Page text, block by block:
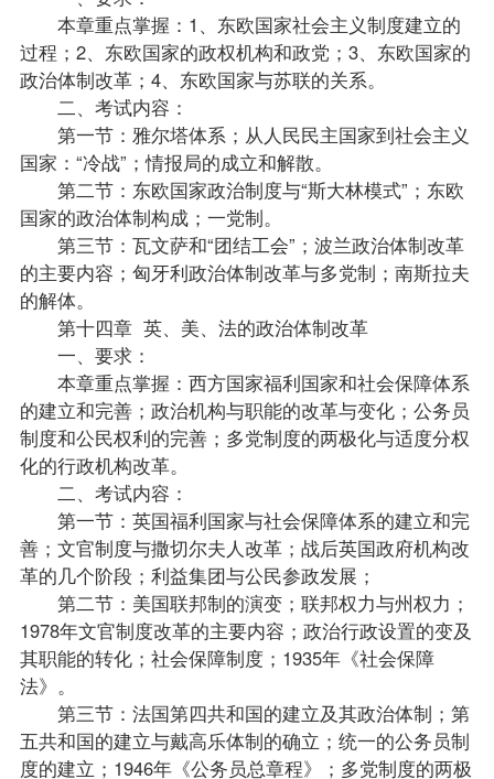
本章重点掌握：1、东欧国家社会主义制度建立的
过程；2、东欧国家的政权机构和政党；3、东欧国家的
政治体制改革；4、东欧国家与苏联的关系。
二、考试内容：
第一节：雅尔塔体系；从人民民主国家到社会主义
国家：“冷战”；情报局的成立和解散。
第二节：东欧国家政治制度与“斯大林模式”；东欧
国家的政治体制构成；一党制。
第三节：瓦文萨和“团结工会”；波兰政治体制改革
的主要内容；匈牙利政治体制改革与多党制；南斯拉夫
的解体。
第十四章 英、美、法的政治体制改革
一、要求：
本章重点掌握：西方国家福利国家和社会保障体系
的建立和完善；政治机构与职能的改革与变化；公务员
制度和公民权利的完善；多党制度的两极化与适度分权
化的行政机构改革。
二、考试内容：
第一节：英国福利国家与社会保障体系的建立和完
善；文官制度与撒切尔夫人改革；战后英国政府机构改
革的几个阶段；利益集团与公民参政发展；
第二节：美国联邦制的演变；联邦权力与州权力；
1978年文官制度改革的主要内容；政治行政设置的变及
其职能的转化；社会保障制度；1935年《社会保障
法》。
第三节：法国第四共和国的建立及其政治体制；第
五共和国的建立与戴高乐体制的确立；统一的公务员制
度的建立；1946年《公务员总章程》；多党制度的两极